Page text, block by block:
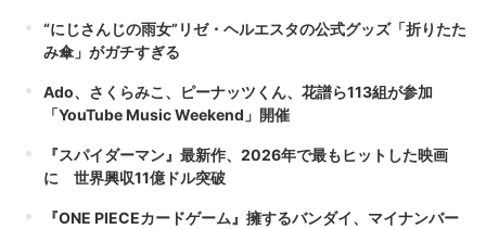
“にじさんじの雨女”リゼ・ヘルエスタの公式グッズ「折りたた
み傘」がガチすぎる
Ado、さくらみこ、ピーナッツくん、花譜ら113組が参加
「YouTube Music Weekend」開催
『スパイダーマン』最新作、2026年で最もヒットした映画
に 世界興収11億ドル突破
『ONE PIECEカードゲーム』擁するバンダイ、マイナンバー